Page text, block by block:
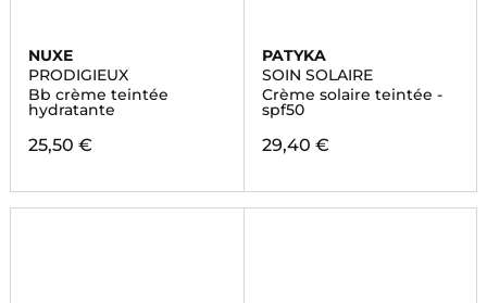
NUXE
PRODIGIEUX
Bb crème teintée
hydratante
25,50 €
PATYKA
SOIN SOLAIRE
Crème solaire teintée -
spf50
29,40 €